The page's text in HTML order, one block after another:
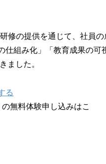
修の提供を通じて、社員の
仕組み化」「教育成果の可
ました。
る
の無料体験申し込みはこ